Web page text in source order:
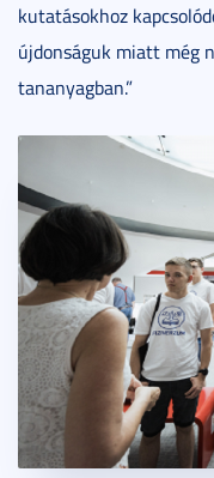
kutatásokhoz
újdonságuk miatt még
tananyagban.”